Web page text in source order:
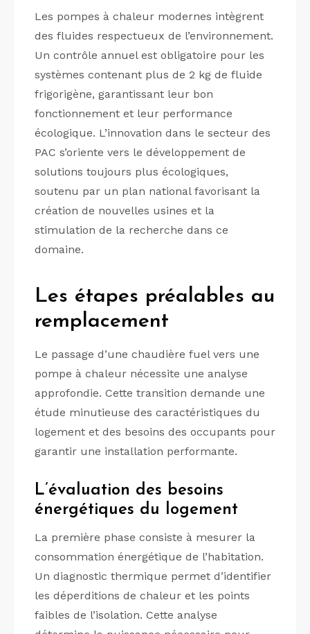
Les pompes à chaleur modernes intègrent
des fluides respectueux de l’environnement.
Un contrôle annuel est obligatoire pour les
systèmes contenant plus de 2 kg de fluide
frigorigène, garantissant leur bon
fonctionnement et leur performance
écologique. L’innovation dans le secteur des
PAC s’oriente vers le développement de
solutions toujours plus écologiques,
soutenu par un plan national favorisant la
création de nouvelles usines et la
stimulation de la recherche dans ce
domaine.
Les étapes préalables au
remplacement
Le passage d’une chaudière fuel vers une
pompe à chaleur nécessite une analyse
approfondie. Cette transition demande une
étude minutieuse des caractéristiques du
logement et des besoins des occupants pour
garantir une installation performante.
L’évaluation des besoins
énergétiques du logement
La première phase consiste à mesurer la
consommation énergétique de l’habitation.
Un diagnostic thermique permet d’identifier
les déperditions de chaleur et les points
faibles de l’isolation. Cette analyse